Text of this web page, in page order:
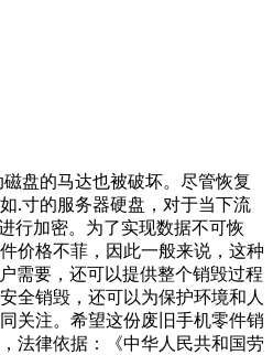
盘的马达也被破坏。尽管恢复
.寸的服务器硬盘，对于当下流
行加密。为了实现数据不可恢
价格不菲，因此一般来说，这种
需要，还可以提供整个销毁过程
全销毁，还可以为保护环境和人
关注。希望这份废旧手机零件销
法律依据：《中华人民共和国劳